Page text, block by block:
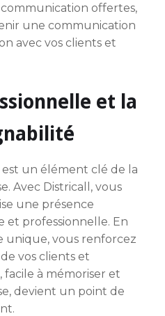
offertes,
une communication
avec vos clients et
et la
un élément clé de la
Avec Districall, vous
une présence
professionnelle. En
unique, vous renforcez
vos clients et
facile à mémoriser et
devient un point de